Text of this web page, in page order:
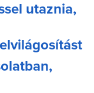
utaznia,